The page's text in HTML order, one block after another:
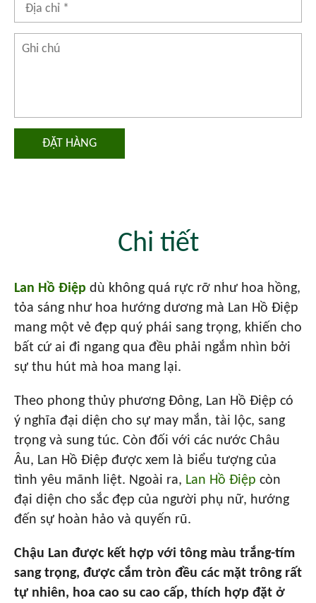
ĐẶT HÀNG
Chi tiết
Lan Hồ Điệp dù không quá rực rỡ như hoa hồng,
tỏa sáng như hoa hướng dương mà Lan Hồ Điệp
mang một vẻ đẹp quý phái sang trọng, khiến cho
bất cứ ai đi ngang qua đều phải ngắm nhìn bởi
sự thu hút mà hoa mang lại.
Theo phong thủy phương Đông, Lan Hồ Điệp có
ý nghĩa đại diện cho sự may mắn, tài lộc, sang
trọng và sung túc. Còn đối với các nước Châu
Âu, Lan Hồ Điệp được xem là biểu tượng của
tình yêu mãnh liệt. Ngoài ra, Lan Hồ Điệp còn
đại diện cho sắc đẹp của người phụ nữ, hướng
đến sự hoàn hảo và quyến rũ.
Chậu Lan được kết hợp với tông màu trắng-tím
sang trọng, được cắm tròn đều các mặt trông rất
tự nhiên, hoa cao su cao cấp, thích hợp đặt ở